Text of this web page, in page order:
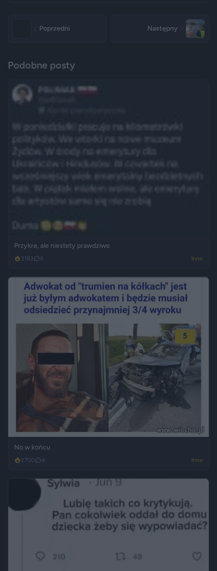
Poprzedni Następny
Podobne posty
Przykre, ale niestety prawdziwe
3183 6 Inne
No w końcu
2700 4 Inne